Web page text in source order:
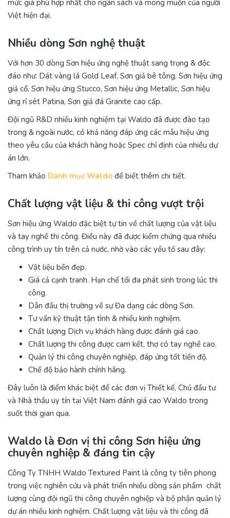
mức giá phù hợp nhất cho ngân sách và mong muốn của người
Việt hiện đại.
Nhiều dòng Sơn nghệ thuật
Với hơn 30 dòng Sơn hiệu ứng nghệ thuật sang trọng & độc
đáo như: Dát vàng lá Gold Leaf, Sơn giả bê tông, Sơn hiệu ứng
giả cổ, Sơn hiệu ứng Stucco, Sơn hiệu ứng Metallic, Sơn hiệu
ứng rỉ sét Patina, Sơn giả đá Granite cao cấp.
Đội ngũ R&D nhiều kinh nghiệm tại Waldo đã được đào tạo
trong & ngoài nước, có khả năng đáp ứng các mẫu hiệu ứng
theo yêu cầu của khách hàng hoặc Spec chỉ định của nhiều dự
án lớn.
Tham khảo Danh mục Waldo để biết thêm chi tiết.
Chất lượng vật liệu & thi công vượt trội
Sơn hiệu ứng Waldo đặc biệt tự tin về chất lượng của vật liệu
và tay nghề thi công. Điều này đã được kiểm chứng qua nhiều
công trình uy tín trên cả nước, nhờ vào các yếu tố sau đây:
Vật liệu bền đẹp.
Giá cả cạnh tranh. Hạn chế tối đa phát sinh trong lúc thi
công.
Dẫn đầu thị trường về sự Đa dạng các dòng Sơn.
Tư vấn kỹ thuật tận tình & nhiều kinh nghiệm.
Chất lượng Dịch vụ khách hàng được đánh giá cao.
Chất lượng thi công được cam kết, thợ có tay nghề cao.
Quản lý thi công chuyên nghiệp, đáp ứng tốt tiến độ.
Chế độ bảo hành chính hãng.
Đây luôn là điểm khác biệt để các đơn vị Thiết kế, Chủ đầu tư
và Nhà thầu uy tín tại Việt Nam đánh giá cao Waldo trong
suốt thời gian qua.
Waldo là Đơn vị thi công Sơn hiệu ứng
chuyên nghiệp & đáng tin cậy
Công Ty TNHH Waldo Textured Paint là công ty tiên phong
trong việc nghiên cứu và phát triển nhiều dòng sản phẩm chất
lượng cùng đội ngũ thi công chuyên nghiệp và bộ phận quản lý
dự án nhiều kinh nghiệm. Chất lượng vật liệu và thi công đã